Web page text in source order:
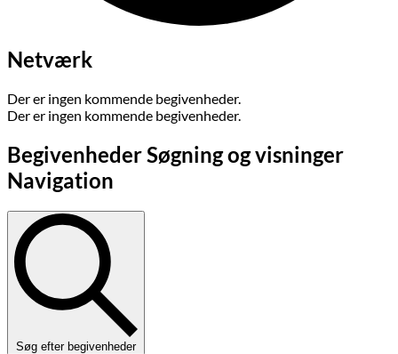
Netværk
Der er ingen kommende begivenheder.
Der er ingen kommende begivenheder.
Begivenheder Søgning og visninger
Navigation
Søg efter begivenheder